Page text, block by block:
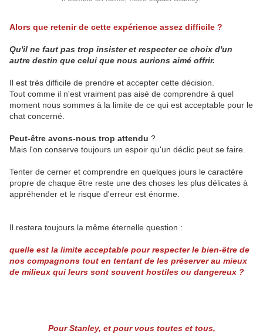
Alors que retenir de cette expérience assez difficile ?
Qu'il ne faut pas trop insister et respecter ce choix d'un
autre destin que celui que nous aurions aimé offrir.
Il est très difficile de prendre et accepter cette décision.
Tout comme il n'est vraiment pas aisé de comprendre à quel
moment nous sommes à la limite de ce qui est acceptable pour le
chat concerné.
Peut-être avons-nous trop attendu ?
Mais l'on conserve toujours un espoir qu'un déclic peut se faire.
Tenter de cerner et comprendre en quelques jours le caractère
propre de chaque être reste une des choses les plus délicates à
appréhender et le risque d'erreur est énorme.
Il restera toujours la même éternelle question :
quelle est la limite acceptable pour respecter le bien-être de
nos compagnons tout en tentant de les préserver au mieux
de milieux qui leurs sont souvent hostiles ou dangereux ?
Pour Stanley, et pour vous toutes et tous,